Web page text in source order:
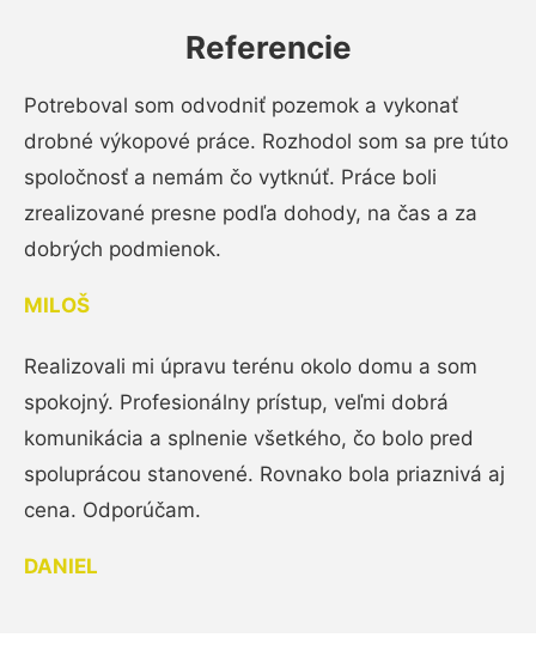
Referencie
Potreboval som odvodniť pozemok a vykonať
drobné výkopové práce. Rozhodol som sa pre túto
spoločnosť a nemám čo vytknúť. Práce boli
zrealizované presne podľa dohody, na čas a za
dobrých podmienok.
MILOŠ
Realizovali mi úpravu terénu okolo domu a som
spokojný. Profesionálny prístup, veľmi dobrá
komunikácia a splnenie všetkého, čo bolo pred
spoluprácou stanovené. Rovnako bola priaznivá aj
cena. Odporúčam.
DANIEL